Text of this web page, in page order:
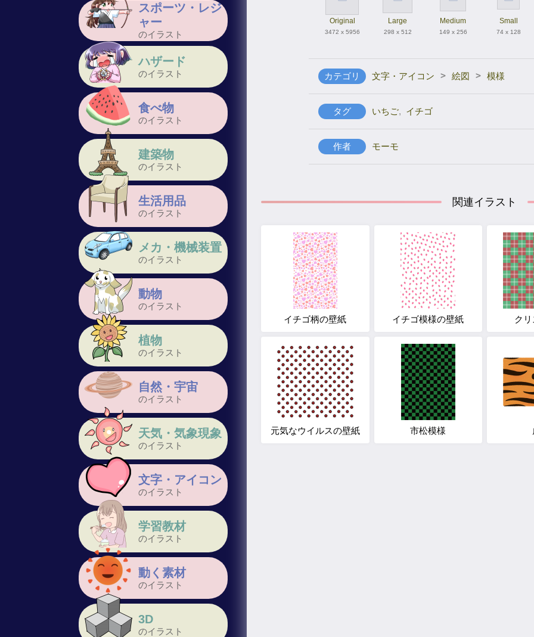
スポーツ・レジ
ャー
のイラスト
ハザード
のイラスト
食べ物
のイラスト
建築物
のイラスト
生活用品
のイラスト
メカ・機械装置
のイラスト
動物
のイラスト
植物
のイラスト
自然・宇宙
のイラスト
天気・気象現象
のイラスト
文字・アイコン
のイラスト
学習教材
のイラスト
動く素材
のイラスト
3D
のイラスト
Original
3472 x 5956
Large
298 x 512
Medium
149 x 256
Small
74 x 128
カテゴリ 文字・アイコン > 絵図 > 模様
タグ いちご, イチゴ
作者 モーモ
関連イラスト
イチゴ柄の壁紙 イチゴ模様の壁紙 ク
元気なウイルスの壁紙 市松模様